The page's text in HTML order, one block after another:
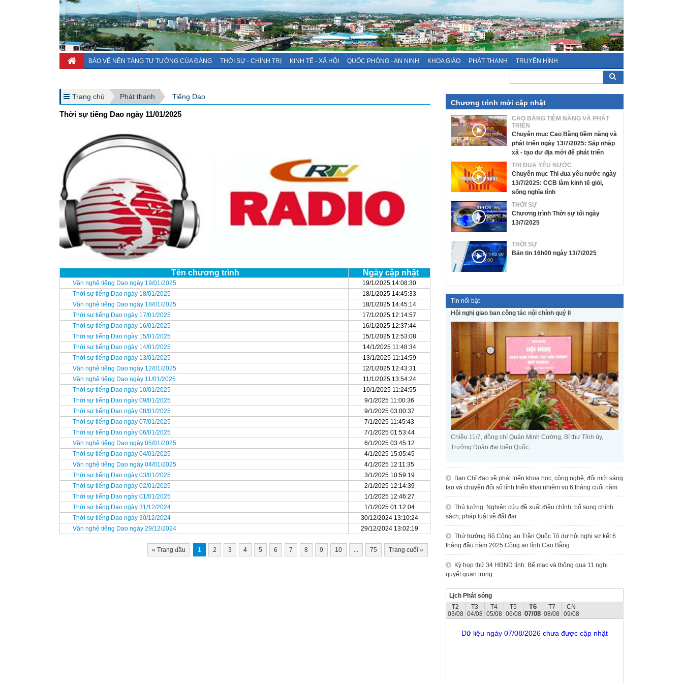
BẢO VỆ NỀN TẢNG TƯ TƯỞNG CỦA ĐẢNG THỜI SỰ - CHÍNH TRỊ KINH TẾ - XÃ HỘI QUỐC PHÒNG - AN NINH KHOA GIÁO PHÁT THANH TRUYỀN HÌNH
Trang chủ Phát thanh Tiếng Dao
Thời sự tiếng Dao ngày 11/01/2025
Tên chương trình Ngày cập nhật
Văn nghệ tiếng Dao ngày 19/01/2025
19/1/2025 14:08:30
Thời sự tiếng Dao ngày 18/01/2025
18/1/2025 14:45:33
Văn nghệ tiếng Dao ngày 18/01/2025
18/1/2025 14:45:14
Thời sự tiếng Dao ngày 17/01/2025
17/1/2025 12:14:57
Thời sự tiếng Dao ngày 16/01/2025
16/1/2025 12:37:44
Thời sự tiếng Dao ngày 15/01/2025
15/1/2025 12:53:08
Thời sự tiếng Dao ngày 14/01/2025
14/1/2025 11:48:34
Thời sự tiếng Dao ngày 13/01/2025
13/1/2025 11:14:59
Văn nghệ tiếng Dao ngày 12/01/2025
12/1/2025 12:43:31
Văn nghệ tiếng Dao ngày 11/01/2025
11/1/2025 13:54:24
Thời sự tiếng Dao ngày 10/01/2025
10/1/2025 11:24:55
Thời sự tiếng Dao ngày 09/01/2025
9/1/2025 11:00:36
Thời sự tiếng Dao ngày 08/01/2025
9/1/2025 03:00:37
Thời sự tiếng Dao ngày 07/01/2025
7/1/2025 11:45:43
Thời sự tiếng Dao ngày 06/01/2025
7/1/2025 01:53:44
Văn nghệ tiếng Dao ngày 05/01/2025
6/1/2025 03:45:12
Thời sự tiếng Dao ngày 04/01/2025
4/1/2025 15:05:45
Văn nghệ tiếng Dao ngày 04/01/2025
4/1/2025 12:11:35
Thời sự tiếng Dao ngày 03/01/2025
3/1/2025 10:59:19
Thời sự tiếng Dao ngày 02/01/2025
2/1/2025 12:14:39
Thời sự tiếng Dao ngày 01/01/2025
1/1/2025 12:46:27
Thời sự tiếng Dao ngày 31/12/2024
1/1/2025 01:12:04
Thời sự tiếng Dao ngày 30/12/2024
30/12/2024 13:10:24
Văn nghệ tiếng Dao ngày 29/12/2024
29/12/2024 13:02:19
« Trang đầu 1 2 3 4 5 6 7 8 9 10 ... 75 Trang cuối »
Chương trình mới cập nhật
CAO BẰNG TIỀM NĂNG VÀ PHÁT
TRIỂN
Chuyên mục Cao Bằng tiềm năng và
phát triển ngày 13/7/2025: Sáp nhập
xã - tạo dư địa mới để phát triển
THI ĐUA YÊU NƯỚC
Chuyên mục Thi đua yêu nước ngày
13/7/2025: CCB làm kinh tế giỏi,
sống nghĩa tình
THỜI SỰ
Chương trình Thời sự tối ngày
13/7/2025
THỜI SỰ
Bản tin 16h00 ngày 13/7/2025
Tin nổi bật
Hội nghị giao ban công tác nội chính quý II
Chiều 11/7, đồng chí Quản Minh Cường, Bí thư Tỉnh ủy,
Trưởng Đoàn đại biểu Quốc ...
Ban Chỉ đạo về phát triển khoa học, công nghệ, đổi mới sáng
tạo và chuyển đổi số tỉnh triển khai nhiệm vụ 6 tháng cuối năm
Thủ tướng: Nghiên cứu đề xuất điều chỉnh, bổ sung chính
sách, pháp luật về đất đai
Thứ trưởng Bộ Công an Trần Quốc Tỏ dự hội nghị sơ kết 6
tháng đầu năm 2025 Công an tỉnh Cao Bằng
Kỳ họp thứ 34 HĐND tỉnh: Bế mạc và thông qua 11 nghị
quyết quan trọng
Lịch Phát sóng
T2
03/08
T3
04/08
T4
05/08
T5
06/08
T6
07/08
T7
08/08
CN
09/08
Dữ liệu ngày 07/08/2026 chưa được cập nhật